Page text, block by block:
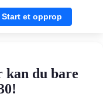
Start et opprop
kan du bare